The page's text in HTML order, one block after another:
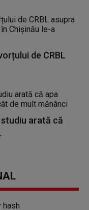
de CRBL
arată că